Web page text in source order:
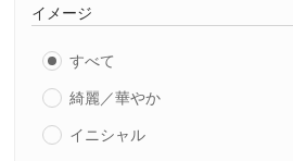
イメージ
すべて
綺麗／華やか
イニシャル